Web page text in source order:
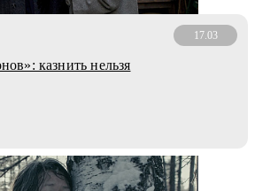
17.03
казнить нельзя